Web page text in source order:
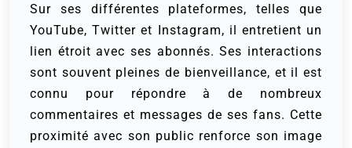
Sur ses différentes plateformes, telles que
YouTube, Twitter et Instagram, il entretient un
lien étroit avec ses abonnés. Ses interactions
sont souvent pleines de bienveillance, et il est
connu pour répondre à de nombreux
commentaires et messages de ses fans. Cette
proximité avec son public renforce son image